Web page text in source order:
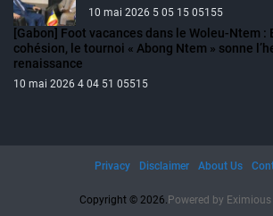
10 mai 2026 5 05 15 05155
[Gabon] Foot vacances dans le Woleu-Ntem :
cohésion, le tournoi « Abong Ntem » sonne
renaissance
10 mai 2026 4 04 51 05515
Copyright © 2026. Powered by
Privacy Disclaimer About Us